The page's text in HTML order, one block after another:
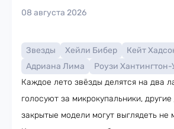
08 августа 2026
Звезды Хейли Бибер
Кейт
Адриана Лима
Роузи Хантингтон-
Каждое лето звёзды делятся на два
голосуют за микрокупальники,
закрытые модели могут выглядеть не